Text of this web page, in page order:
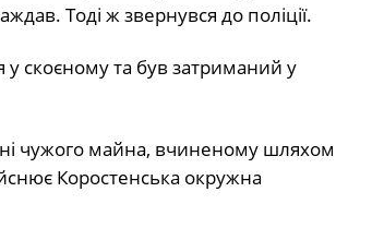
Тоді ж звернувся до поліції.
скоєному та був затриманий у
чужого майна, вчиненому шляхом
Коростенська окружна